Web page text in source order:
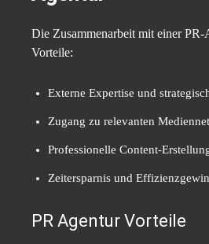
Die Zusammenarbeit mit einer
Vorteile:
Externe Expertise und
Zugang zu relevanten
Professionelle Content-
Zeitersparnis und
PR Agentur Vorteile